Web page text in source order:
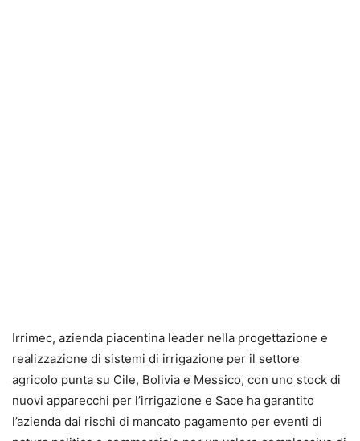
Irrimec, azienda piacentina leader nella progettazione e
realizzazione di sistemi di irrigazione per il settore
agricolo punta su Cile, Bolivia e Messico, con uno stock di
nuovi apparecchi per l’irrigazione e Sace ha garantito
l’azienda dai rischi di mancato pagamento per eventi di